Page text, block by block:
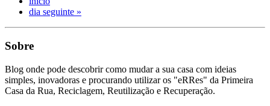
dia seguinte »
Sobre
Blog onde pode descobrir como mudar a sua casa com ideias
simples, inovadoras e procurando utilizar os "eRRes" da Primeira
Casa da Rua, Reciclagem, Reutilização e Recuperação.